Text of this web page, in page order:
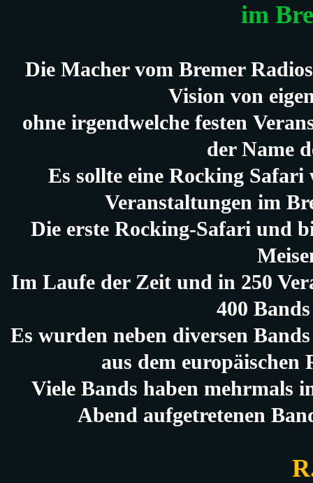
im
Die Macher vom Bremer
Vision von
ohne irgendwelche festen
der Name
Es sollte eine Rocking Safari
Veranstaltungen im
Die erste Rocking-Safari und
Im Laufe der Zeit und in 250
400
Es wurden neben diversen
aus dem
Viele Bands haben mehrmals
Abend aufgetretenen